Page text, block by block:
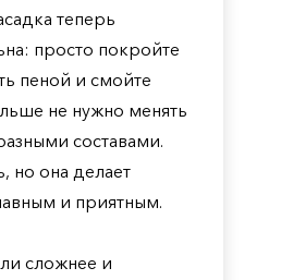
теперь
просто покройте
пеной и смойте
не нужно менять
составами.
но она делает
и приятным.
сложнее и